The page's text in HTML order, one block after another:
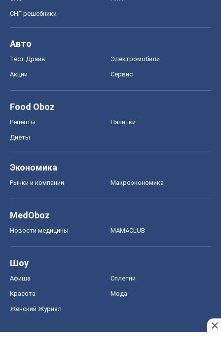
СНГ решебники
Авто
Тест Драйв Электромобили
Акции Сервис
Food Oboz
Рецепты Напитки
Диеты
Экономика
Рынки и компании Mакроэкономика
MedOboz
Новости медицины MAMACLUB
Шоу
Афиша Сплетни
Красота Мода
Женский Журнал